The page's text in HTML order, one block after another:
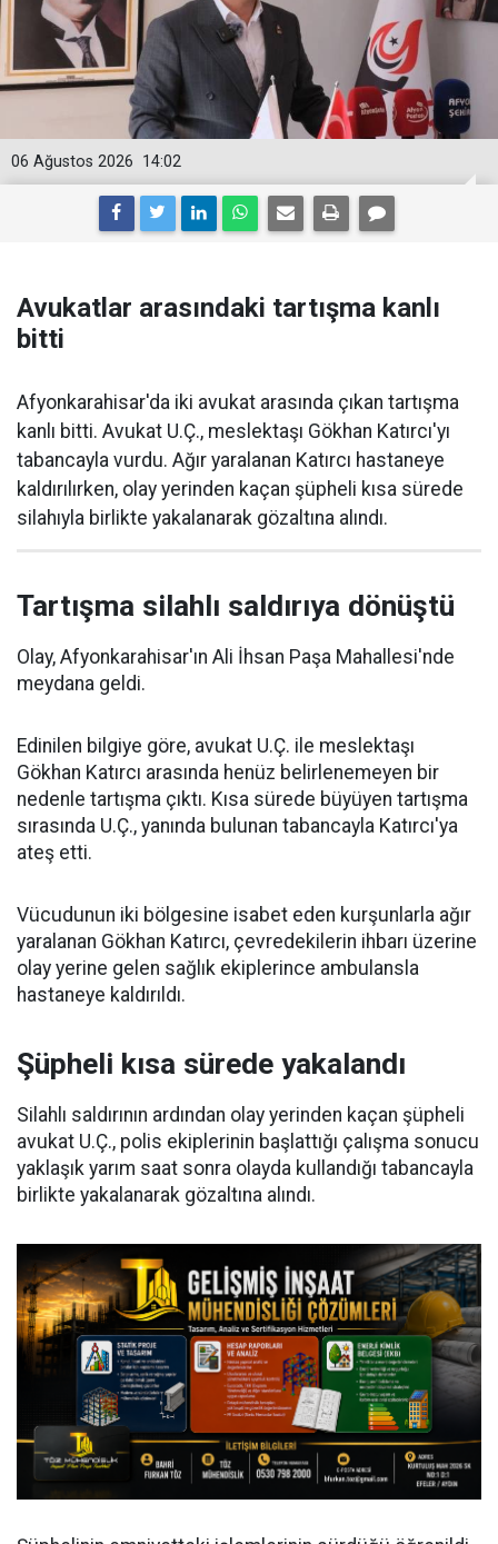
14:02
06 Ağustos 2026
Avukatlar arasındaki tartışma kanlı
bitti
Afyonkarahisar'da iki avukat arasında çıkan tartışma
kanlı bitti. Avukat U.Ç., meslektaşı Gökhan Katırcı'yı
tabancayla vurdu. Ağır yaralanan Katırcı hastaneye
kaldırılırken, olay yerinden kaçan şüpheli kısa sürede
silahıyla birlikte yakalanarak gözaltına alındı.
Tartışma silahlı saldırıya dönüştü
Olay, Afyonkarahisar'ın Ali İhsan Paşa Mahallesi'nde
meydana geldi.
Edinilen bilgiye göre, avukat U.Ç. ile meslektaşı
Gökhan Katırcı arasında henüz belirlenemeyen bir
nedenle tartışma çıktı. Kısa sürede büyüyen tartışma
sırasında U.Ç., yanında bulunan tabancayla Katırcı'ya
ateş etti.
Vücudunun iki bölgesine isabet eden kurşunlarla ağır
yaralanan Gökhan Katırcı, çevredekilerin ihbarı üzerine
olay yerine gelen sağlık ekiplerince ambulansla
hastaneye kaldırıldı.
Şüpheli kısa sürede yakalandı
Silahlı saldırının ardından olay yerinden kaçan şüpheli
avukat U.Ç., polis ekiplerinin başlattığı çalışma sonucu
yaklaşık yarım saat sonra olayda kullandığı tabancayla
birlikte yakalanarak gözaltına alındı.